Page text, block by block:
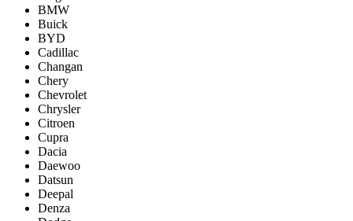
BMW
Buick
BYD
Cadillac
Changan
Chery
Chevrolet
Chrysler
Citroen
Cupra
Dacia
Daewoo
Datsun
Deepal
Denza